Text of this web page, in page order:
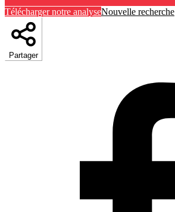
Télécharger notre analyseNouvelle recherche
Partager